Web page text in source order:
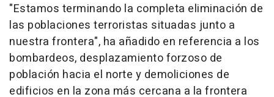
"Estamos terminando la completa eliminación de
las poblaciones terroristas situadas junto a
nuestra frontera", ha añadido en referencia a los
bombardeos, desplazamiento forzoso de
población hacia el norte y demoliciones de
edificios en la zona más cercana a la frontera